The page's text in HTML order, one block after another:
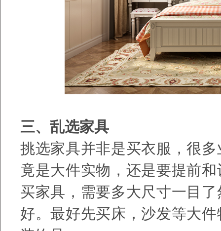
三、乱选家具
挑选家具并非是买衣服，很
竟是大件实物，还是要提前
买家具，需要多大尺寸一目
好。最好先买床，沙发等大